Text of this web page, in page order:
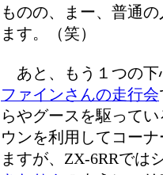
ものの、まー、普通
ます。（笑）
あと、もう１つの下
ファインさんの走行会
らやグースを駆って
ウンを利用してコー
ますが、ZX-6RRでは